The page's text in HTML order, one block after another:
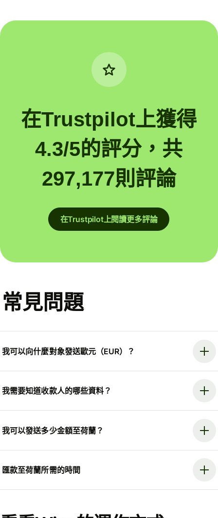
在Trustpilot上獲得
4.3/5的評分，共
297,177則評論
在Trustpilot上閱讀更多評論
常見問題
我可以向什麼對象發送歐元（EUR）？
我需要知道收款人的哪些資料？
我可以發送多少金額至荷蘭？
匯款至荷蘭所需的時間